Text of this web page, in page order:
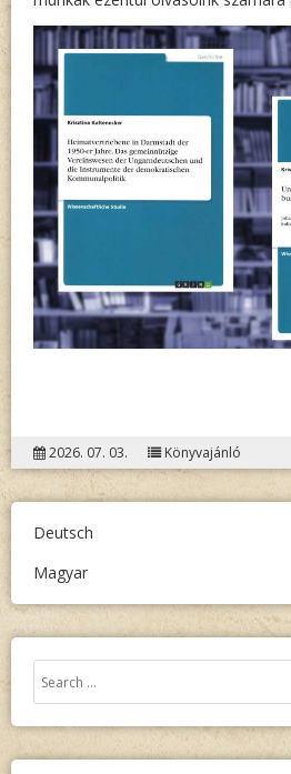
2026. 07. 03. Könyvajánló
Deutsch
Magyar
Keresés: